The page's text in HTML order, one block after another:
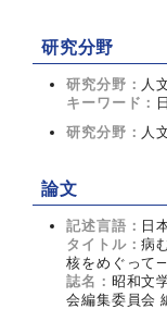
研究分野
研究分野： 人
キーワード：
研究分野： 人
論文
記述言語： 日
タイトル：病
核をめぐって
誌名： 昭和文
会編集委員会